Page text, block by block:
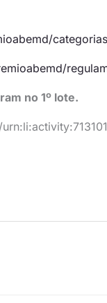
categorias
no 1º lote.